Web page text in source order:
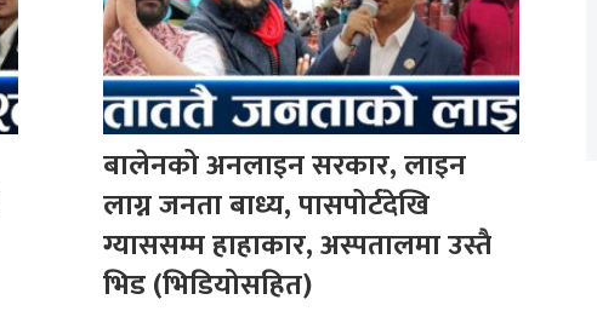
बालेनको अनलाइन सरकार, लाइन
लाग्न जनता बाध्य, पासपोर्टदेखि
ग्याससम्म हाहाकार, अस्पतालमा उस्तै
भिड (भिडियोसहित)